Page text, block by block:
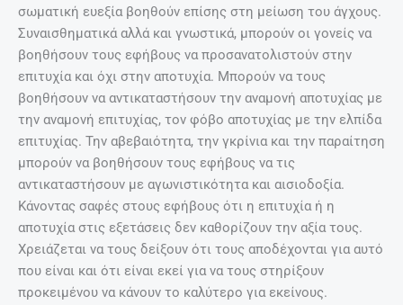
σωματική ευεξία βοηθούν επίσης στη μείωση του άγχους.
Συναισθηματικά αλλά και γνωστικά, μπορούν οι γονείς να
βοηθήσουν τους εφήβους να προσανατολιστούν στην
επιτυχία και όχι στην αποτυχία. Μπορούν να τους
βοηθήσουν να αντικαταστήσουν την αναμονή αποτυχίας με
την αναμονή επιτυχίας, τον φόβο αποτυχίας με την ελπίδα
επιτυχίας. Την αβεβαιότητα, την γκρίνια και την παραίτηση
μπορούν να βοηθήσουν τους εφήβους να τις
αντικαταστήσουν με αγωνιστικότητα και αισιοδοξία.
Κάνοντας σαφές στους εφήβους ότι η επιτυχία ή η
αποτυχία στις εξετάσεις δεν καθορίζουν την αξία τους.
Χρειάζεται να τους δείξουν ότι τους αποδέχονται για αυτό
που είναι και ότι είναι εκεί για να τους στηρίξουν
προκειμένου να κάνουν το καλύτερο για εκείνους.